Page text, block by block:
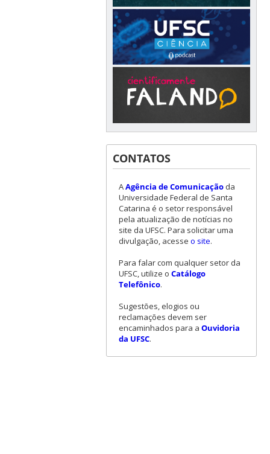
CONTATOS
AAgência de Comunicaçãoda
Universidade Federal de Santa
Catarina é o setor responsável
pela atualização de notícias no
site da UFSC. Para solicitar uma
divulgação, acesse o site.
Para falar com qualquer setor da
UFSC, utilize o Catálogo
Telefônico.
Sugestões, elogios ou
reclamações devem ser
encaminhados para a Ouvidoria
da UFSC.